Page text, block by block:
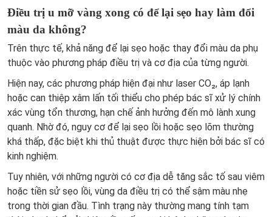
Điều trị u mỡ vàng xong có để lại sẹo hay làm đổi
màu da không?
Trên thực tế, khả năng để lại sẹo hoặc thay đổi màu da phụ
thuộc vào phương pháp điều trị và cơ địa của từng người.
Hiện nay, các phương pháp hiện đại như laser CO₂, áp lạnh
hoặc can thiệp xâm lấn tối thiểu cho phép bác sĩ xử lý chính
xác vùng tổn thương, hạn chế ảnh hưởng đến mô lành xung
quanh. Nhờ đó, nguy cơ để lại sẹo lồi hoặc sẹo lõm thường
khá thấp, đặc biệt khi thủ thuật được thực hiện bởi bác sĩ có
kinh nghiệm.
Tuy nhiên, với những người có cơ địa dễ tăng sắc tố sau viêm
hoặc tiền sử sẹo lồi, vùng da điều trị có thể sậm màu nhẹ
trong thời gian đầu. Tình trạng này thường mang tính tạm